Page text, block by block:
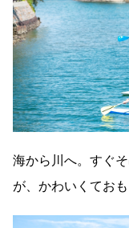
海から川へ。すぐ
が、かわいくておも